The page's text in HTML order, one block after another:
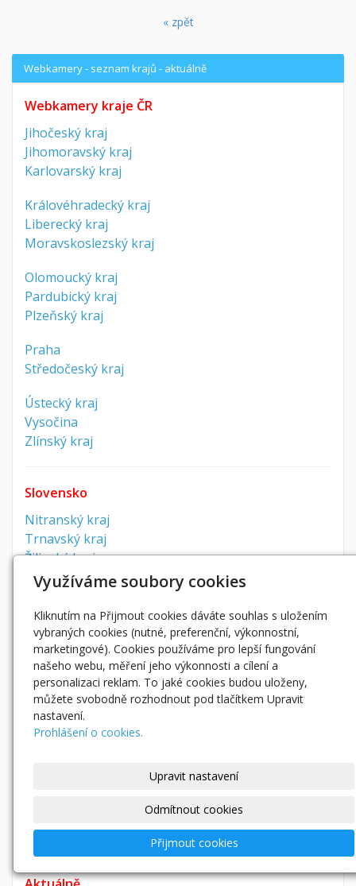
« zpět
Webkamery - seznam krajů - aktuálně
Webkamery kraje ČR
Jihočeský kraj
Jihomoravský kraj
Karlovarský kraj
Královéhradecký kraj
Liberecký kraj
Moravskoslezský kraj
Olomoucký kraj
Pardubický kraj
Plzeňský kraj
Praha
Středočeský kraj
Ústecký kraj
Vysočina
Zlínský kraj
Slovensko
Nitranský kraj
Trnavský kraj
Žilinský kraj
Svět
Polsko
Itálie
Zvířata
Čápi
Hrady, zámky, památky
Kostely
Využíváme soubory cookies
Kliknutím na Přijmout cookies dáváte souhlas s uložením
vybraných cookies (nutné, preferenční, výkonnostní,
marketingové). Cookies používáme pro lepší fungování
našeho webu, měření jeho výkonnosti a cílení a
personalizaci reklam. To jaké cookies budou uloženy,
můžete svobodně rozhodnout pod tlačítkem Upravit
nastavení.
Prohlášení o cookies.
Upravit nastavení
Odmítnout cookies
Přijmout cookies